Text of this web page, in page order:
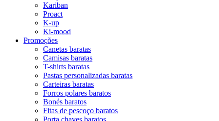
Kariban
Proact
K-up
Ki-mood
Promoções
Canetas baratas
Camisas baratas
T-shirts baratas
Pastas personalizadas baratas
Carteiras baratas
Forros polares baratos
Bonés baratos
Fitas de pescoço baratos
Porta chaves baratos